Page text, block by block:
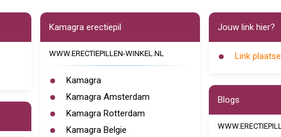
Kamagra erectiepil
WWW.ERECTIEPILLEN-WINKEL.NL
Kamagra
Kamagra Amsterdam
Kamagra Rotterdam
Kamagra Belgie
Jouw link hier?
Link
Blogs